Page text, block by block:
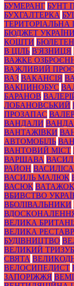
БУМЕРАНГ БУНТ
БУХГАЛТЕРКА
ТЕРИТОРІАЛЬНА
БЮДЖЕТ УКРАЇНИ
КОШТИ
В ЦІЛЬ В'ЯЗНИЦЯ
ВАЖКЕ
ВАЖЛИВИЙ
ВАЗ ВАКАНСІЯ
ВАКЦИНОБУС
БАРАНОВ
ЛОБАНОВСЬКИЙ
ПРОЗАПАС
ВАНДАЛИ
ВАНТАЖІВКИ
АВТОМОБІЛЬ
ВАНТОВИЙ МІСТ
ВАРШАВА
РАЙОН
ВАСИЛЬ МАЛЮК
ВАСЮК ВАТАЖОК
ВБИВСТВО
ВБОЛІВАЛЬНИКИ
ВЕЛИКА
ВЕЛИКА
БУДІВНИЦТВО
ВЕЛИКИЙ ТРИЗУБ
СВЯТА
ВЕЛОСИПЕДИСТ
ЗАПОРІЖЖЯ